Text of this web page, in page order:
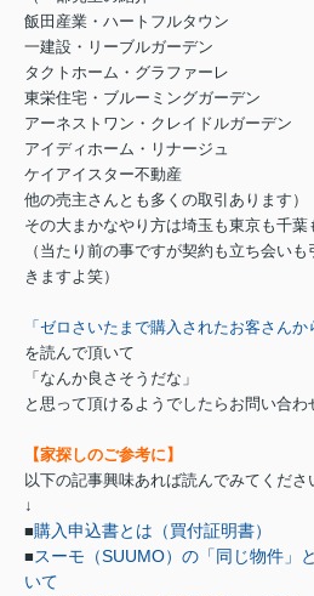
飯田産業・ハートフルタウン
一建設・リーブルガーデン
タクトホーム・グラファーレ
東栄住宅・ブルーミングガーデン
アーネストワン・クレイドルガーデン
アイディホーム・リナージュ
ケイアイスター不動産
他の売主さんとも多くの取引あります）
その大まかなやり方は埼玉も東京も千葉
（当たり前の事ですが契約も立ち会い
きますよ笑）
「ゼロさいたまで購入されたお客さんか
を読んで頂いて
「なんか良さそうだな」
と思って頂けるようでしたらお問い合わ
【家探しのご参考に】
以下の記事興味あれば読んでみてくださ
↓
■購入申込書とは（買付証明書）
■ スーモ（SUUMO）の「同じ物件」
いて